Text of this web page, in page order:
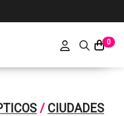
0
/ CIUDADES